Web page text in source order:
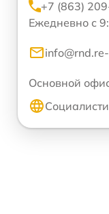
+7 (863)
Ежедневно с
Основной